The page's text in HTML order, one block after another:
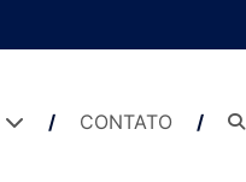
CONTATO